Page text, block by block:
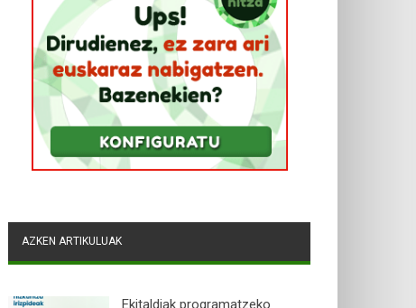
AZKEN ARTIKULUAK
Ekitaldiak programatzeko